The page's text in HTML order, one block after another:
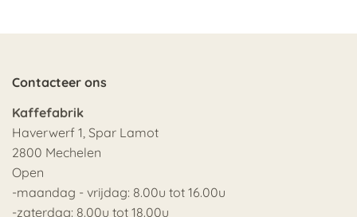
Contacteer ons
Kaffefabrik
Haverwerf 1, Spar Lamot
2800 Mechelen
Open
-maandag - vrijdag: 8.00u tot 16.00u
-zaterdag: 8.00u tot 18.00u